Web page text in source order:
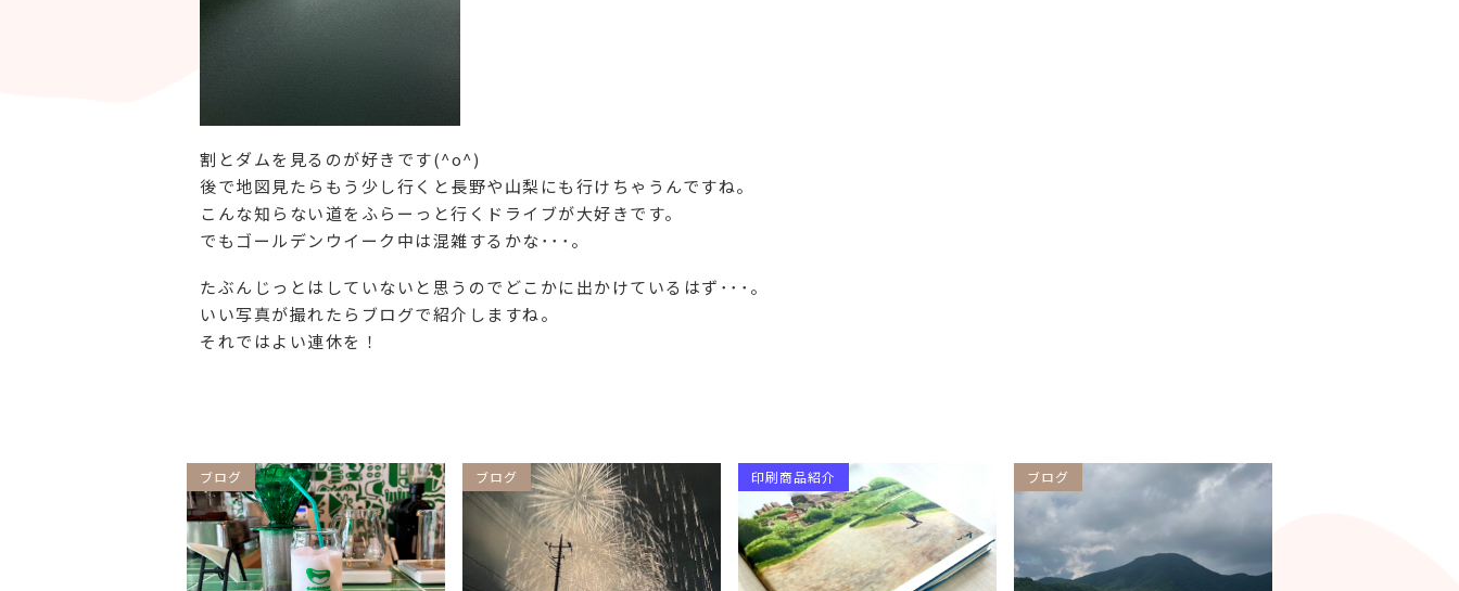
割とダムを見るのが好きです(^o^)
後で地図見たらもう少し行くと長野や山梨にも行けちゃうんですね。
こんな知らない道をふらーっと行くドライブが大好きです。
でもゴールデンウイーク中は混雑するかな･･･。
たぶんじっとはしていないと思うのでどこかに出かけているはず･･･。
いい写真が撮れたらブログで紹介しますね。
それではよい連休を！
ブログ ブログ 印刷商品紹介 ブログ